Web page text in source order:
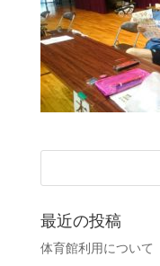
最近の投稿
体育館利用について